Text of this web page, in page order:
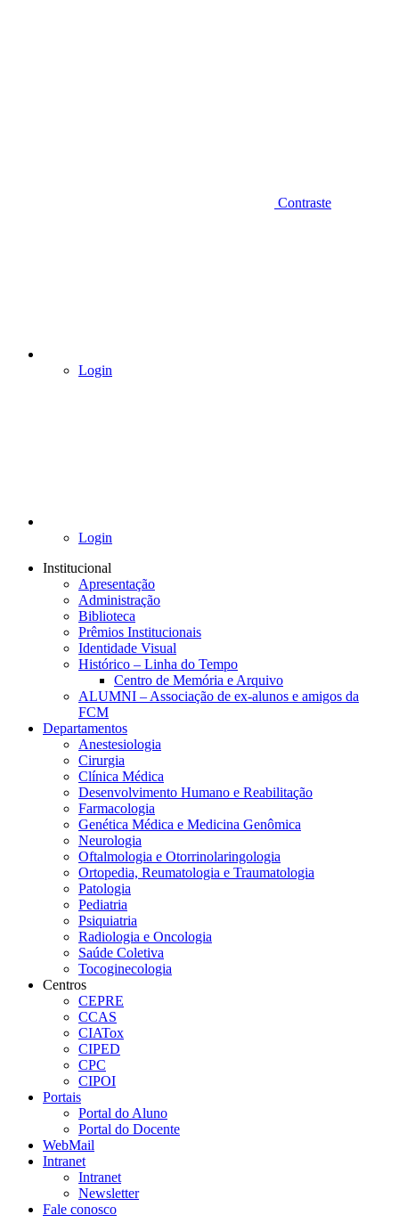
Contraste
Login
Login
Institucional
Apresentação
Administração
Biblioteca
Prêmios Institucionais
Identidade Visual
Histórico – Linha do Tempo
Centro de Memória e Arquivo
ALUMNI – Associação de ex-alunos e amigos da
FCM
Departamentos
Anestesiologia
Cirurgia
Clínica Médica
Desenvolvimento Humano e Reabilitação
Farmacologia
Genética Médica e Medicina Genômica
Neurologia
Oftalmologia e Otorrinolaringologia
Ortopedia, Reumatologia e Traumatologia
Patologia
Pediatria
Psiquiatria
Radiologia e Oncologia
Saúde Coletiva
Tocoginecologia
Centros
CEPRE
CCAS
CIATox
CIPED
CPC
CIPOI
Portais
Portal do Aluno
Portal do Docente
WebMail
Intranet
Intranet
Newsletter
Fale conosco